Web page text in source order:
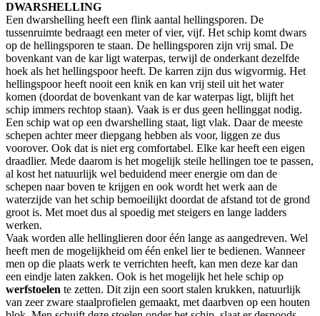
DWARSHELLING
Een dwarshelling heeft een flink aantal hellingsporen. De
tussenruimte bedraagt een meter of vier, vijf. Het schip komt dwars
op de hellingsporen te staan. De hellingsporen zijn vrij smal. De
bovenkant van de kar ligt waterpas, terwijl de onderkant dezelfde
hoek als het hellingspoor heeft. De karren zijn dus wigvormig. Het
hellingspoor heeft nooit een knik en kan vrij steil uit het water
komen (doordat de bovenkant van de kar waterpas ligt, blijft het
schip immers rechtop staan). Vaak is er dus geen hellinggat nodig.
Een schip wat op een dwarshelling staat, ligt vlak. Daar de meeste
schepen achter meer diepgang hebben als voor, liggen ze dus
voorover. Ook dat is niet erg comfortabel. Elke kar heeft een eigen
draadlier. Mede daarom is het mogelijk steile hellingen toe te passen,
al kost het natuurlijk wel beduidend meer energie om dan de
schepen naar boven te krijgen en ook wordt het werk aan de
waterzijde van het schip bemoeilijkt doordat de afstand tot de grond
groot is. Met moet dus al spoedig met steigers en lange ladders
werken.
Vaak worden alle hellinglieren door één lange as aangedreven. Wel
heeft men de mogelijkheid om één enkel lier te bedienen. Wanneer
men op die plaats werk te verrichten heeft, kan men deze kar dan
een eindje laten zakken. Ook is het mogelijk het hele schip op
werfstoelen te zetten. Dit zijn een soort stalen krukken, natuurlijk
van zeer zware staalprofielen gemaakt, met daarbven op een houten